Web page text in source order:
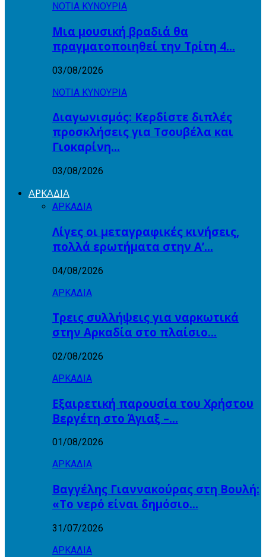
ΝΟΤΙΑ ΚΥΝΟΥΡΙΑ
Μια μουσική βραδιά θα
πραγματοποιηθεί την Τρίτη 4…
03/08/2026
ΝΟΤΙΑ ΚΥΝΟΥΡΙΑ
Διαγωνισμός: Κερδίστε διπλές
προσκλήσεις για Τσουβέλα και
Γιοκαρίνη…
03/08/2026
ΑΡΚΑΔΙΑ
ΑΡΚΑΔΙΑ
Λίγες οι μεταγραφικές κινήσεις,
πολλά ερωτήματα στην Α’…
04/08/2026
ΑΡΚΑΔΙΑ
Τρεις συλλήψεις για ναρκωτικά
στην Αρκαδία στο πλαίσιο…
02/08/2026
ΑΡΚΑΔΙΑ
Εξαιρετική παρουσία του Χρήστου
Βεργέτη στο Άγιαξ –…
01/08/2026
ΑΡΚΑΔΙΑ
Βαγγέλης Γιαννακούρας στη Βουλή:
«Το νερό είναι δημόσιο…
31/07/2026
ΑΡΚΑΔΙΑ